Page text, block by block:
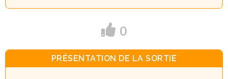
0
PRÉSENTATION DE LA SORTIE